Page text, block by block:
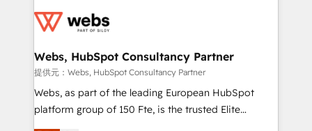
the first time 🔧 Designing and optimising your
and build using HubSpot 🔌 Integrating HubSpot
with other systems 🎓 Training your teams to be
HubSpot pros 📊 Lead generation services using
HubSpot Why us? - SIX HubSpot Accreditations -
Webs, HubSpot Consultancy Partner
提供元：Webs, HubSpot Consultancy Partner
Webs, as part of the leading European HubSpot
platform group of 150 Fte, is the trusted Elite
HubSpot CRM Partner offering you a roadmap on